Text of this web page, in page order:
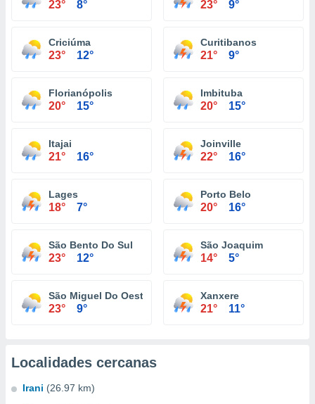
23° 8° 23° 9°
Criciúma
23° 12°
Curitibanos
21° 9°
Florianópolis
20° 15°
Imbituba
20° 15°
Itajai
21° 16°
Joinville
22° 16°
Lages
18° 7°
Porto Belo
20° 16°
São Bento Do Sul
23° 12°
São Joaquim
14° 5°
São Miguel Do Oeste
23° 9°
Xanxere
21° 11°
Localidades cercanas
Irani (26.97 km)